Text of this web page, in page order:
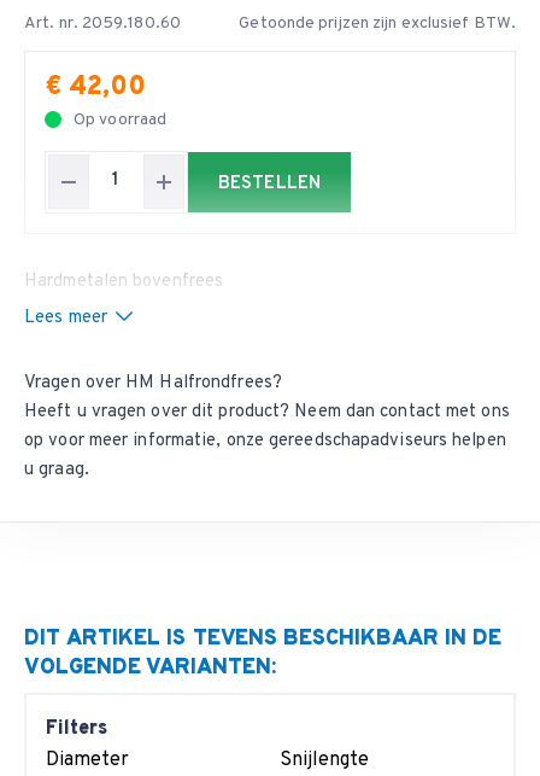
Art. nr. 2059.180.60 Getoonde prijzen zijn exclusief BTW.
€ 42,00
Op voorraad
BESTELLEN
Hardmetalen bovenfrees
Lees meer
Vragen over HM Halfrondfrees?
Heeft u vragen over dit product? Neem dancontact met ons
op voor meer informatie, onze gereedschapadviseurs helpen
u graag.
DIT ARTIKEL IS TEVENS BESCHIKBAAR IN DE
VOLGENDE VARIANTEN:
Filters
Diameter
Snijlengte